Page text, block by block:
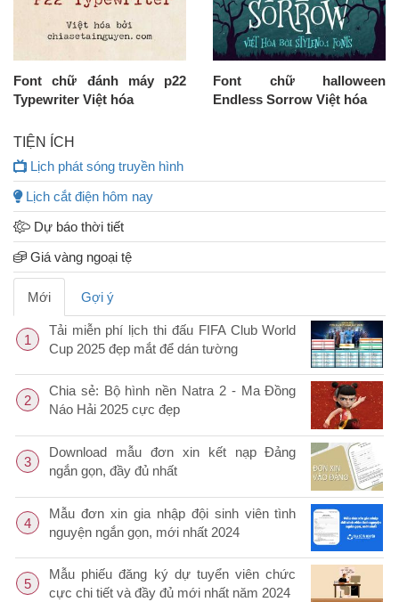
Font chữ đánh máy p22
Typewriter Việt hóa
Font chữ halloween
Endless Sorrow Việt hóa
TIỆN ÍCH
Lịch phát sóng truyền hình
Lịch cắt điện hôm nay
Dự báo thời tiết
Giá vàng ngoại tệ
Mới Gợi ý
1
Tải miễn phí lịch thi đấu FIFA Club World
Cup 2025 đẹp mắt để dán tường
2
Chia sẻ: Bộ hình nền Natra 2 - Ma Đồng
Náo Hải 2025 cực đẹp
3
Download mẫu đơn xin kết nạp Đảng
ngắn gọn, đầy đủ nhất
4
Mẫu đơn xin gia nhập đội sinh viên tình
nguyện ngắn gọn, mới nhất 2024
5
Mẫu phiếu đăng ký dự tuyển viên chức
cực chi tiết và đầy đủ mới nhất năm 2024